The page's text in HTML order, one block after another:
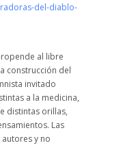
del-diablo-
al libre
construcción del
invitado
a la medicina,
distintas orillas,
Las
y no